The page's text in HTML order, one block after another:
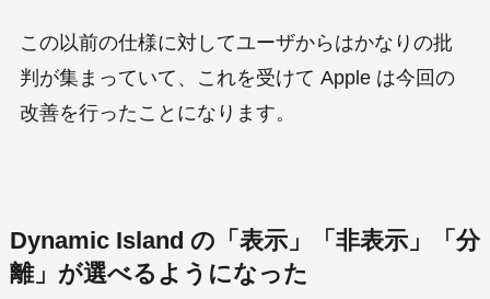
この以前の仕様に対してユーザからはかなりの批
判が集まっていて、これを受けて Apple は今回の
改善を行ったことになります。
Dynamic Island の「表示」「非表示」「分
離」が選べるようになった